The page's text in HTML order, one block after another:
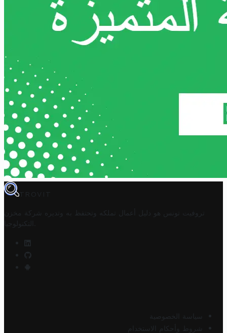
TROVIT
تروفيت تونس هو دليل أعمال تملكه وتحتفظ به وتديره
شركة مخزن
التكنولوجيا
سياسة الخصوصية
شروط وأحكام الاستخدام